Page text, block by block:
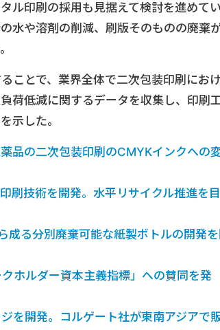
ル印刷の採用も見据えて検討を進めてい
水や溶剤の削減、刷版そのものの廃棄
ことで、業界全体で二次包装印刷におけ
荷低減に関するデータを収集し、印刷
示した。
品の二次包装印刷のCMYKインクへの
刷技術を開発。水平リサイクル推進を目
成る分別廃棄可能な紙製ボトルの開発を
ホルダー資本主義指標」への賛同を発
を開発。コルゲート社が東南アジアで